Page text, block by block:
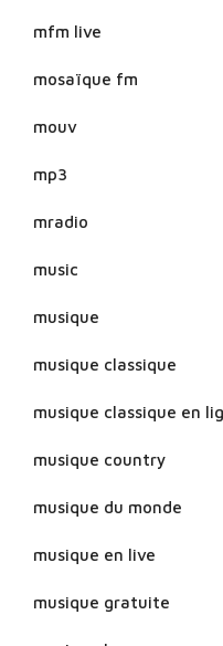
mfm live
mosaïque fm
mouv
mp3
mradio
music
musique
musique classique
musique classique en
musique country
musique du monde
musique en live
musique gratuite